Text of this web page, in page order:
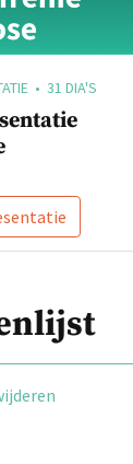
• 31 DIA'S